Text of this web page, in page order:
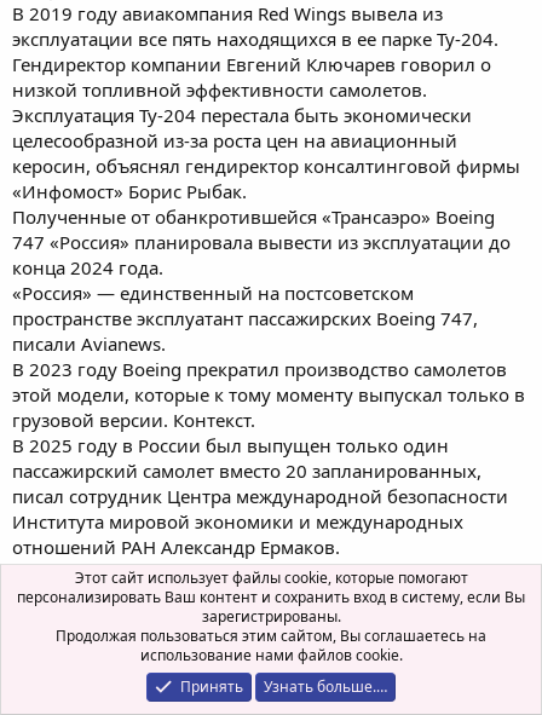
В 2019 году авиакомпания Red Wings вывела из
эксплуатации все пять находящихся в ее парке Ту-204.
Гендиректор компании Евгений Ключарев говорил о
низкой топливной эффективности самолетов.
Эксплуатация Ту-204 перестала быть экономически
целесообразной из-за роста цен на авиационный
керосин, объяснял гендиректор консалтинговой фирмы
«Инфомост» Борис Рыбак.
Полученные от обанкротившейся «Трансаэро» Boeing
747 «Россия» планировала вывести из эксплуатации до
конца 2024 года.
«Россия» — единственный на постсоветском
пространстве эксплуатант пассажирских Boeing 747,
писали Avianews.
В 2023 году Boeing прекратил производство самолетов
этой модели, которые к тому моменту выпускал только в
грузовой версии. Контекст.
В 2025 году в России был выпущен только один
пассажирский самолет вместо 20 запланированных,
писал сотрудник Центра международной безопасности
Института мировой экономики и международных
отношений РАН Александр Ермаков.
Глокая Куздра
Гражданин форума Команда форума
Этот сайт использует файлы cookie, которые помогают
персонализировать Ваш контент и сохранить вход в систему, если Вы
зарегистрированы.
Продолжая пользоваться этим сайтом, Вы соглашаетесь на
использование нами файлов cookie.
Принять
Узнать больше.…